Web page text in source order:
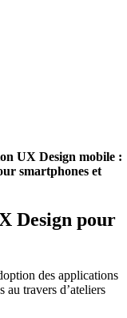
UX Design mobile :
smartphones et
Design pour
des applications
au travers d’ateliers